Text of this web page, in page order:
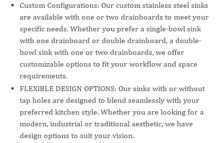
Custom Configurations: Our custom stainless steel sinks
are available with one or two drainboards to meet your
specific needs. Whether you prefer a single-bowl sink
with one drainboard or double drainboard, a double-
bowl sink with one or two drainboards, we offer
customizable options to fit your workflow and space
requirements.
FLEXIBLE DESIGN OPTIONS: Our sinks with or without
tap holes are designed to blend seamlessly with your
preferred kitchen style. Whether you are looking for a
modern, industrial or traditional aesthetic, we have
design options to suit your vision.